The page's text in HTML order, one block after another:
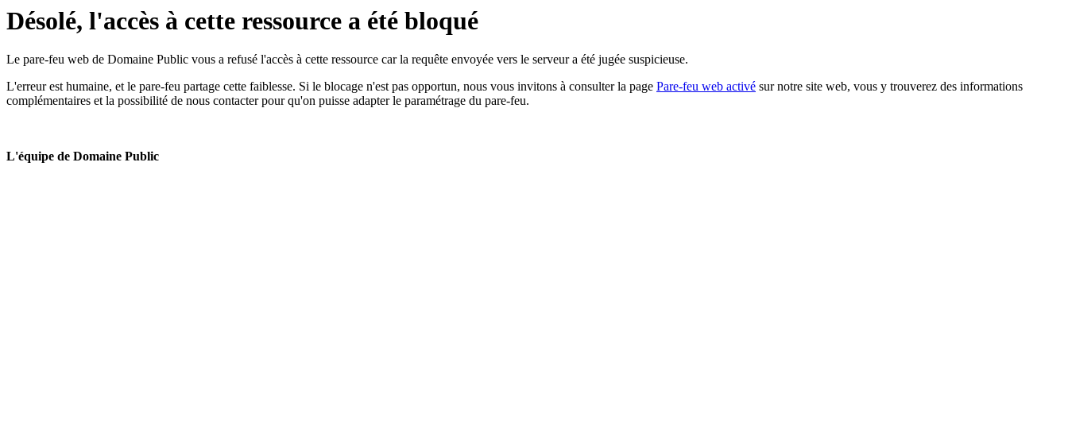
Désolé, l'accès à cette ressource a été bloqué
Le pare-feu web de Domaine Public vous a refusé l'accès à cette ressource car la requête envoyée vers le serveur a été jugée suspicieuse.
L'erreur est humaine, et le pare-feu partage cette faiblesse. Si le blocage n'est pas opportun, nous vous invitons à consulter la page Pare-feu web activé sur notre site web, vous y trouverez des informations
complémentaires et la possibilité de nous contacter pour qu'on puisse adapter le paramétrage du pare-feu.
L'équipe de Domaine Public